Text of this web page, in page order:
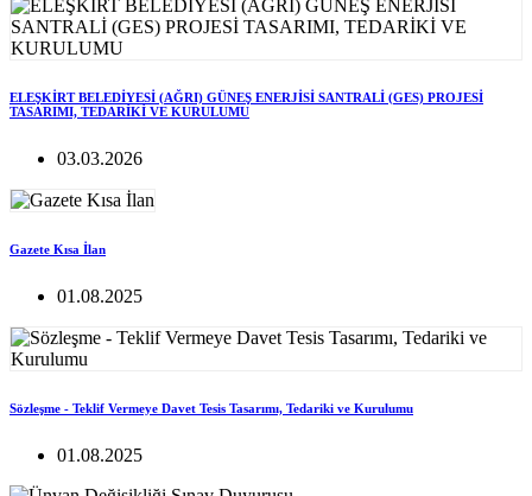
ELEŞKİRT BELEDİYESİ (AĞRI) GÜNEŞ ENERJİSİ SANTRALİ (GES) PROJESİ
TASARIMI, TEDARİKİ VE KURULUMU
03.03.2026
Gazete Kısa İlan
01.08.2025
Sözleşme - Teklif Vermeye Davet Tesis Tasarımı, Tedariki ve Kurulumu
01.08.2025